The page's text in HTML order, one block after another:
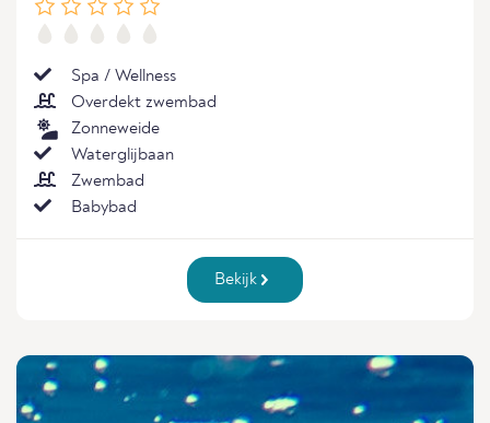
Spa / Wellness
Overdekt zwembad
Zonneweide
Waterglijbaan
Zwembad
Babybad
Bekijk